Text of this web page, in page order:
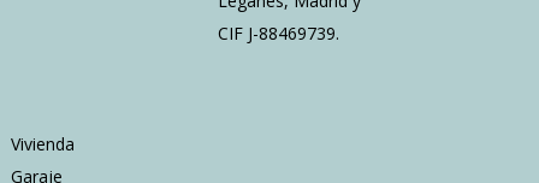
CIF J-88469739.
Vivienda
Garaje